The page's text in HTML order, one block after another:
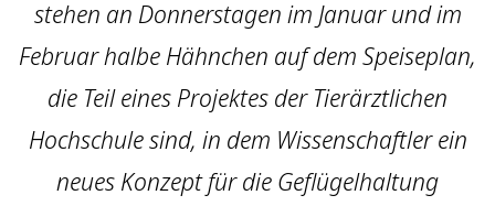
stehen an Donnerstagen im Januar und im
Februar halbe Hähnchen auf dem Speiseplan,
die Teil eines Projektes der Tierärztlichen
Hochschule sind, in dem Wissenschaftler ein
neues Konzept für die Geflügelhaltung